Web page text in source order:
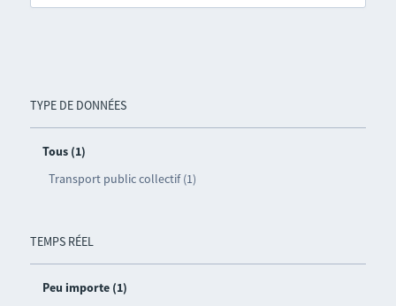
TYPE DE DONNÉES
Tous (1)
Transport public collectif (1)
TEMPS RÉEL
Peu importe (1)